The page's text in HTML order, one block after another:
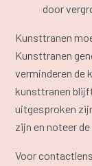
door
Kunsttranen
Kunsttranen
verminderen de
kunsttranen
uitgesproken
zijn en noteer
Voor